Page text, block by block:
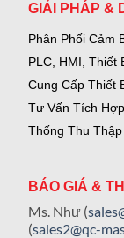
GIẢI PHÁP &
Phân Phối Cảm
PLC, HMI, Thiết
Cung Cấp Thiết
Tư Vấn Tích
Thống Thu
BÁO GIÁ &
Ms. Như (
(sales2@qc-